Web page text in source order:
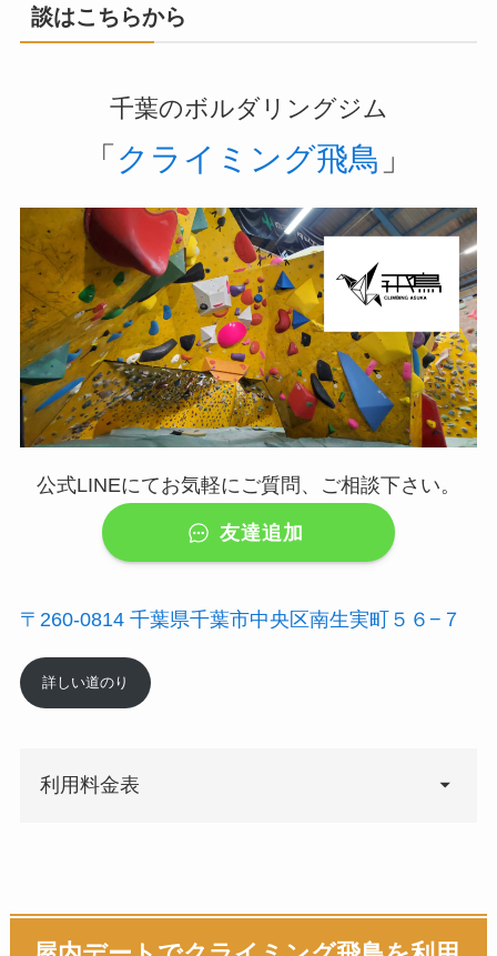
談はこちらから
千葉のボルダリングジム
「 クライミング飛鳥 」
公式LINEにてお気軽にご質問、ご相談下さい。
友達追加
〒260-0814 千葉県千葉市中央区南生実町５６−７
詳しい道のり
利用料金表